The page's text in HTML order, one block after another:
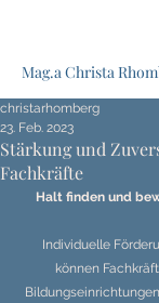
Mag.a Christa
Stärkung und
Fachkräfte
christarhomberg
23. Feb. 2023
Halt finden und
Individuelle
können